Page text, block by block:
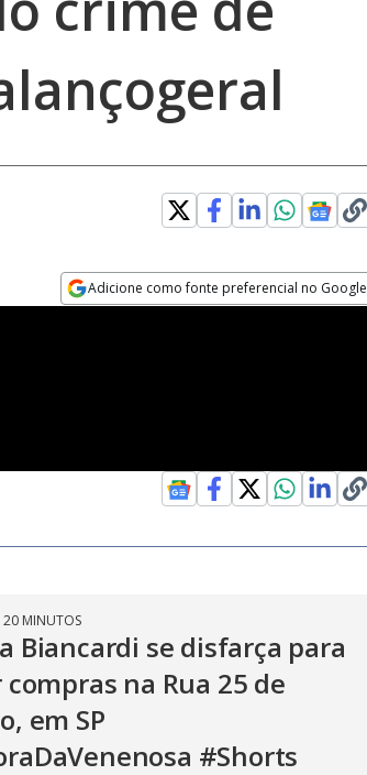
Adicione como fonte preferencial no Google
MINUTOS
Biancardi se disfarça para
na Rua 25 de
em SP
#Shorts